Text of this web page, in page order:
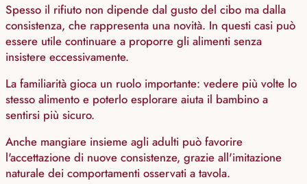
Spesso il rifiuto non dipende dal gusto del cibo ma dalla
consistenza, che rappresenta una novità. In questi casi può
essere utile continuare a proporre gli alimenti senza
insistere eccessivamente.
La familiarità gioca un ruolo importante: vedere più volte lo
stesso alimento e poterlo esplorare aiuta il bambino a
sentirsi più sicuro.
Anche mangiare insieme agli adulti può favorire
l'accettazione di nuove consistenze, grazie all'imitazione
naturale dei comportamenti osservati a tavola.